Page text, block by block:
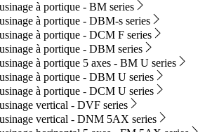
à portique - BM series
à portique - DBM-s series
à portique - DCM F series
à portique - DBM series
à portique 5 axes - BM U series
à portique - DBM U series
à portique - DCM U series
vertical - DVF series
vertical - DNM 5AX series